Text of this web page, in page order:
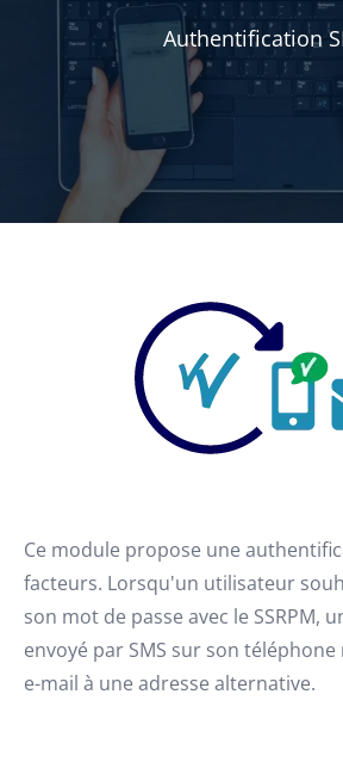
Authentification
Ce module propose une
facteurs. Lorsqu'un utilisateur
son mot de passe avec le SSRPM,
envoyé par SMS sur son
e-mail à une adresse alternative.